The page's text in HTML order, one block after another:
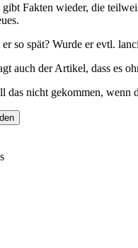
Fakten wieder, die
so spät? Wurde er evtl.
auch der Artikel, dass es
das nicht gekommen, wenn